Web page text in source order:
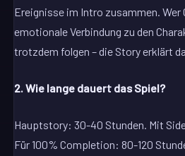
Ereignisse im Intro zusammen. Wer
emotionale Verbindung zu den
trotzdem folgen – die Story erklärt
2. Wie lange dauert das Spiel?
Hauptstory: 30-40 Stunden. Mit
Für 100% Completion: 80-120